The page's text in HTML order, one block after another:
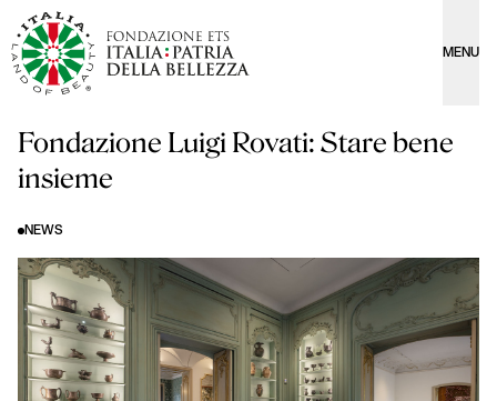
MENU
Fondazione Luigi Rovati: Stare bene
insieme
NEWS